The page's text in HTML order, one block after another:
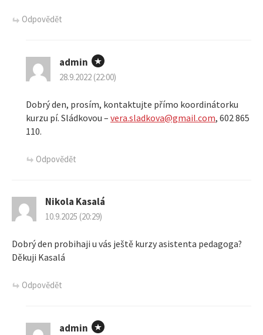
e
s
p
ě
v
Odpovědět
admin
28.9.2022 (22:00)
Dobrý den, prosím, kontaktujte přímo koordinátorku
kurzu pí. Sládkovou – vera.sladkova@gmail.com, 602 865
110.
Odpovědět
Nikola Kasalá
10.9.2025 (20:29)
Dobrý den probihaji u vás ještě kurzy asistenta pedagoga?
Děkuji Kasalá
Odpovědět
admin